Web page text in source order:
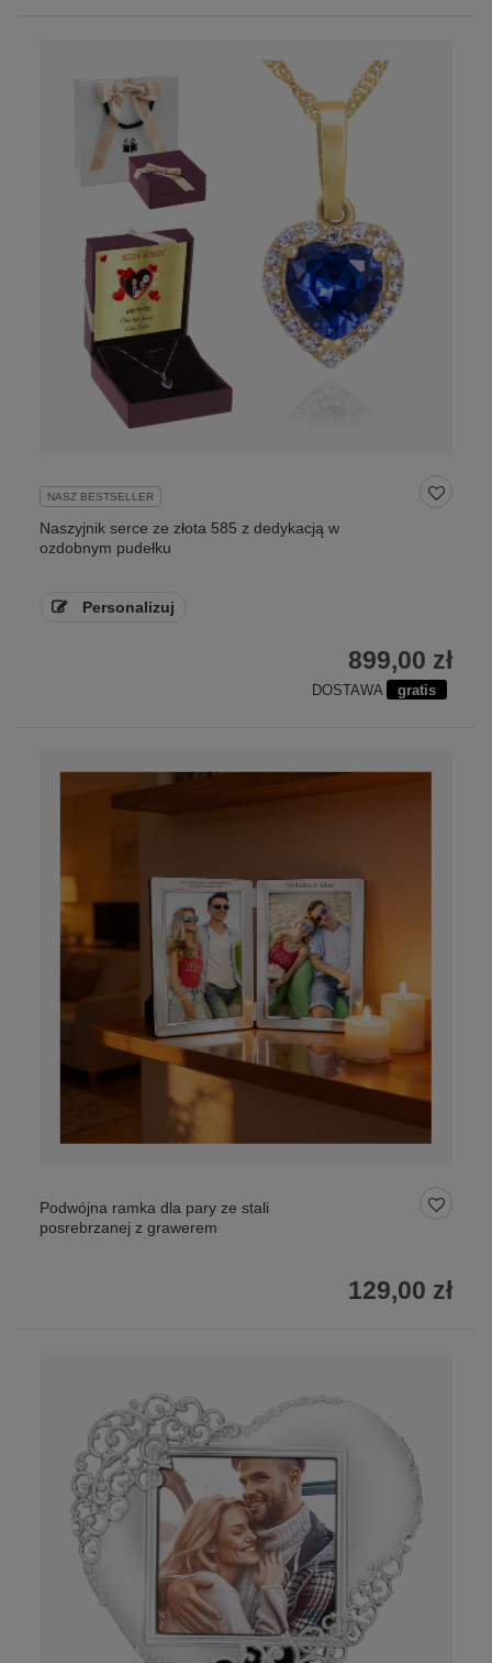
NASZ BESTSELLER
Naszyjnik serce ze złota 585 z dedykacją w
ozdobnym pudełku
Personalizuj
899,00 zł
DOSTAWA gratis
Podwójna ramka dla pary ze stali
posrebrzanej z grawerem
129,00 zł